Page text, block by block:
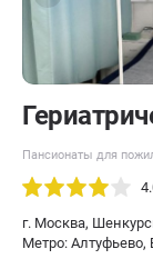
Пансионаты для
г. Москва,
Метро: Алтуфьево,